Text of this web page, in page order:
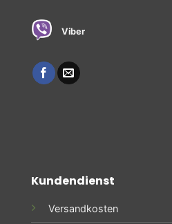
Viber
Kundendienst
Versandkosten